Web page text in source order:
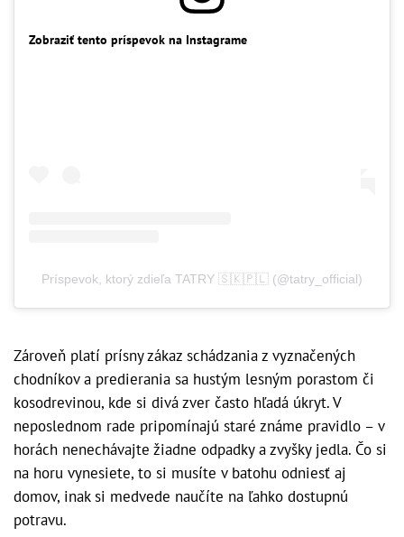
Zobraziť tento príspevok na Instagrame
Príspevok, ktorý zdieľa TATRY 🇸🇰🇵🇱 (@tatry_official)
Zároveň platí prísny zákaz schádzania z vyznačených
chodníkov a predierania sa hustým lesným porastom či
kosodrevinou, kde si divá zver často hľadá úkryt. V
neposlednom rade pripomínajú staré známe pravidlo – v
horách nenechávajte žiadne odpadky a zvyšky jedla. Čo si
na horu vynesiete, to si musíte v batohu odniesť aj
domov, inak si medvede naučíte na ľahko dostupnú
potravu.